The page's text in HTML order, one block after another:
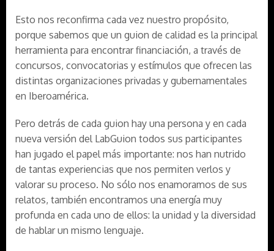
Esto nos reconfirma cada vez nuestro propósito,
porque sabemos que un guion de calidad es la principal
herramienta para encontrar financiación, a través de
concursos, convocatorias y estímulos que ofrecen las
distintas organizaciones privadas y gubernamentales
en Iberoamérica.
Pero detrás de cada guion hay una persona y en cada
nueva versión del LabGuion todos sus participantes
han jugado el papel más importante: nos han nutrido
de tantas experiencias que nos permiten verlos y
valorar su proceso. No sólo nos enamoramos de sus
relatos, también encontramos una energía muy
profunda en cada uno de ellos: la unidad y la diversidad
de hablar un mismo lenguaje.